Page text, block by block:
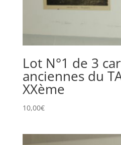
Lot N°1 de 3
anciennes du
XXème
10,00€